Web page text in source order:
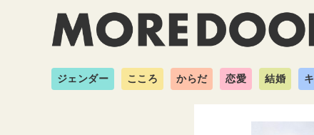
ジェンダー こころ からだ 恋愛 結婚